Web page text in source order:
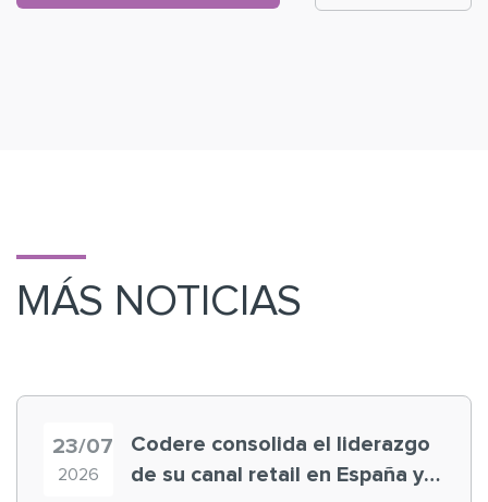
MÁS NOTICIAS
23/07
2026
Codere consolida el liderazgo
de su canal retail en España y